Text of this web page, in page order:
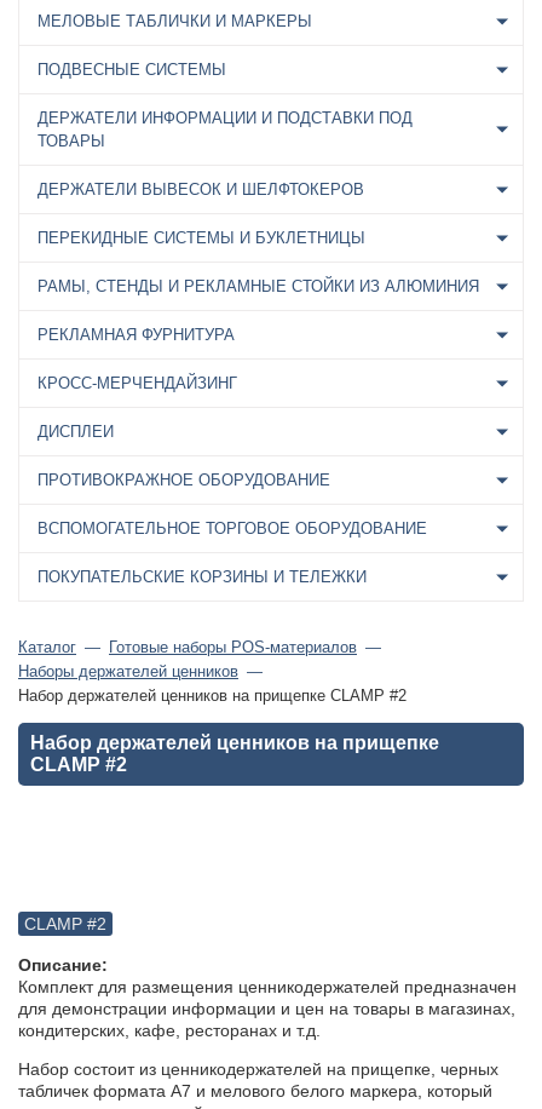
МЕЛОВЫЕ ТАБЛИЧКИ И МАРКЕРЫ
ПОДВЕСНЫЕ СИСТЕМЫ
ДЕРЖАТЕЛИ ИНФОРМАЦИИ И ПОДСТАВКИ ПОД
ТОВАРЫ
ДЕРЖАТЕЛИ ВЫВЕСОК И ШЕЛФТОКЕРОВ
ПЕРЕКИДНЫЕ СИСТЕМЫ И БУКЛЕТНИЦЫ
РАМЫ, СТЕНДЫ И РЕКЛАМНЫЕ СТОЙКИ ИЗ АЛЮМИНИЯ
РЕКЛАМНАЯ ФУРНИТУРА
КРОСС-МЕРЧЕНДАЙЗИНГ
ДИСПЛЕИ
ПРОТИВОКРАЖНОЕ ОБОРУДОВАНИЕ
ВСПОМОГАТЕЛЬНОЕ ТОРГОВОЕ ОБОРУДОВАНИЕ
ПОКУПАТЕЛЬСКИЕ КОРЗИНЫ И ТЕЛЕЖКИ
Каталог
Готовые наборы POS-материалов
Наборы держателей ценников
Набор держателей ценников на прищепке CLAMP #2
Набор держателей ценников на прищепке
CLAMP #2
CLAMP #2
Описание:
Комплект для размещения ценникодержателей предназначен
для демонстрации информации и цен на товары в магазинах,
кондитерских, кафе, ресторанах и т.д.
Набор состоит из ценникодержателей на прищепке, черных
табличек формата А7 и мелового белого маркера, который